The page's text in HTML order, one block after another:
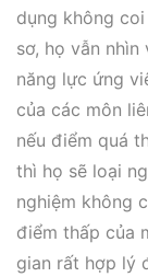
dụng không
sơ, họ vẫn
năng lực ứng
của các môn
nếu điểm quá
thì họ sẽ loại
nghiệm không
điểm thấp của
gian rất hợp lý